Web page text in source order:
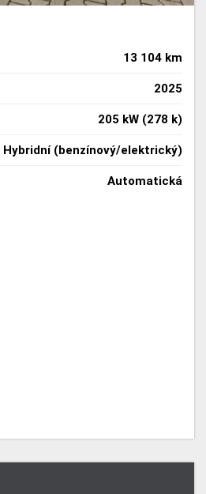
13 104 km
2025
205 kW (278 k)
Hybridní (benzínový/elektrický)
Automatická